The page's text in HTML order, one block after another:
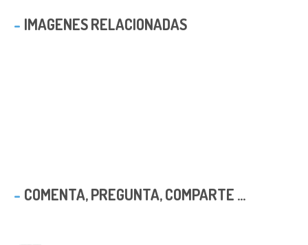
IMAGENES RELACIONADAS
COMENTA, PREGUNTA, COMPARTE ...